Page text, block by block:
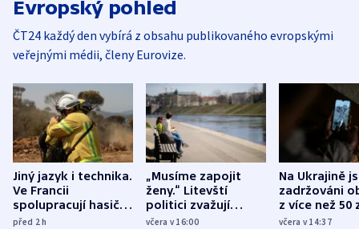
Evropský pohled
ČT24 každý den vybírá z obsahu publikovaného evropskými
veřejnými médii, členy Eurovize.
Jiný jazyk i technika.
Ve Francii
spolupracují hasiči z
různých zemí
před 2h
„Musíme zapojit
ženy.“ Litevští
politici zvažují
dohodu o
včera v 16:00
Na Ukrajině
zadržováni
z více než 50
Bojovali na
včera v 14:37